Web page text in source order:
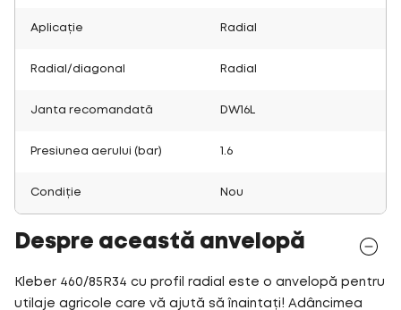
Aplicație Radial
Radial/diagonal Radial
Janta recomandată DW16L
Presiunea aerului (bar) 1.6
Condiție Nou
Despre această anvelopă
Kleber 460/85R34 cu profil radial este o anvelopă pentru
utilaje agricole care vă ajută să înaintați! Adâncimea